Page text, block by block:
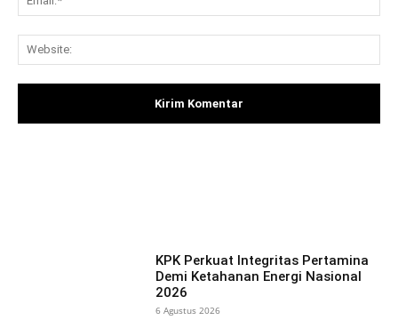
KPK Perkuat Integritas Pertamina
Demi Ketahanan Energi Nasional
2026
6 Agustus 2026